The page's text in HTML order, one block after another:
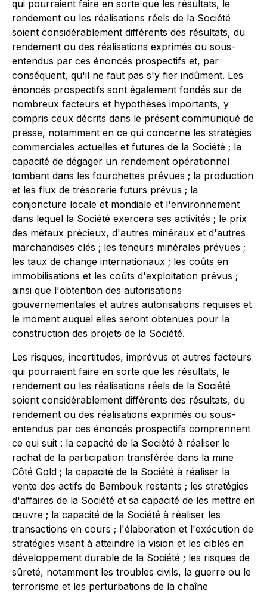
qui pourraient faire en sorte que les résultats, le
rendement ou les réalisations réels de la Société
soient considérablement différents des résultats, du
rendement ou des réalisations exprimés ou sous-
entendus par ces énoncés prospectifs et, par
conséquent, qu'il ne faut pas s'y fier indûment. Les
énoncés prospectifs sont également fondés sur de
nombreux facteurs et hypothèses importants, y
compris ceux décrits dans le présent communiqué de
presse, notamment en ce qui concerne les stratégies
commerciales actuelles et futures de la Société ; la
capacité de dégager un rendement opérationnel
tombant dans les fourchettes prévues ; la production
et les flux de trésorerie futurs prévus ; la
conjoncture locale et mondiale et l'environnement
dans lequel la Société exercera ses activités ; le prix
des métaux précieux, d'autres minéraux et d'autres
marchandises clés ; les teneurs minérales prévues ;
les taux de change internationaux ; les coûts en
immobilisations et les coûts d'exploitation prévus ;
ainsi que l'obtention des autorisations
gouvernementales et autres autorisations requises et
le moment auquel elles seront obtenues pour la
construction des projets de la Société.
Les risques, incertitudes, imprévus et autres facteurs
qui pourraient faire en sorte que les résultats, le
rendement ou les réalisations réels de la Société
soient considérablement différents des résultats, du
rendement ou des réalisations exprimés ou sous-
entendus par ces énoncés prospectifs comprennent
ce qui suit : la capacité de la Société à réaliser le
rachat de la participation transférée dans la mine
Côté Gold ; la capacité de la Société à réaliser la
vente des actifs de Bambouk restants ; les stratégies
d'affaires de la Société et sa capacité de les mettre en
œuvre ; la capacité de la Société à réaliser les
transactions en cours ; l'élaboration et l'exécution de
stratégies visant à atteindre la vision et les cibles en
développement durable de la Société ; les risques de
sûreté, notamment les troubles civils, la guerre ou le
terrorisme et les perturbations de la chaîne